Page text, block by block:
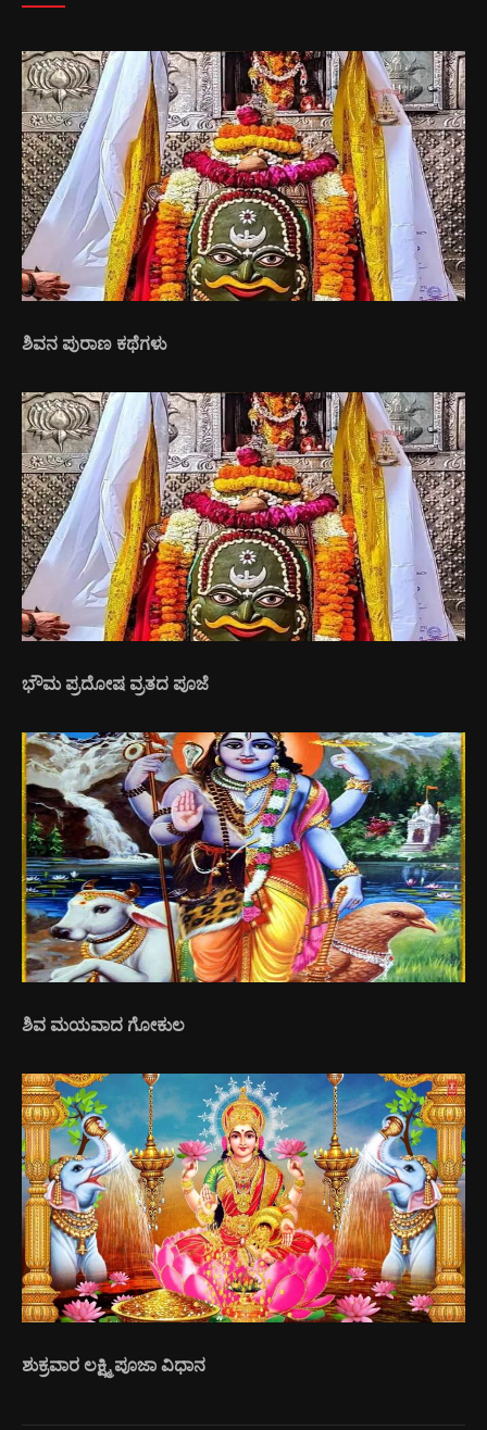
ಶಿವನ ಪುರಾಣ ಕಥೆಗಳು
ಭೌಮ ಪ್ರದೋಷ ವ್ರತದ ಪೂಜೆ
ಶಿವ ಮಯವಾದ ಗೋಕುಲ
ಶುಕ್ರವಾರ ಲಕ್ಷ್ಮಿ ಪೂಜಾ ವಿಧಾನ